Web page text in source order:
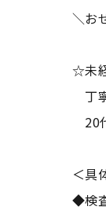
＼お
☆未
丁
20
＜具
◆検